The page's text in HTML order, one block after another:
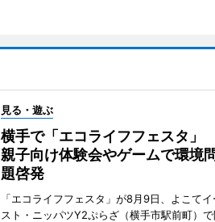
見る・遊ぶ
横手で「エコライフフェスタ」
親子向け体験会やゲームで環境
題啓発
「エコライフフェスタ」が8月9日、よこてイ
スト・ニッパツY2ぷらざ（横手市駅前町）で